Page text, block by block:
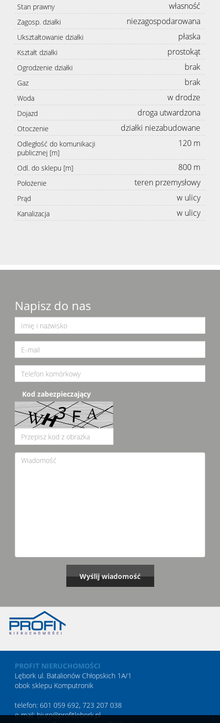
Stan prawny
własność
Zagosp. działki niezagospodarowana
Ukształtowanie działki płaska
Kształt działki prostokąt
Ogrodzenie działki brak
Gaz brak
Woda w drodze
Dojazd droga utwardzona
Otoczenie działki niezabudowane
Odległość do komunikacji
publicznej [m]
120 m
Odl. do sklepu [m] 800 m
Położenie teren przemysłowy
Prąd w ulicy
Kanalizacja w ulicy
Napisz do nas
Kod zabezpieczający
PROFIT NIERUCHOMOŚCI
Lębork ul. Batalionów Chłopskich 1A/1
obok sklepu Komputronik
telefon: 601 059 692, 723 207 038
e-mail: biuro@profitlebork.pl